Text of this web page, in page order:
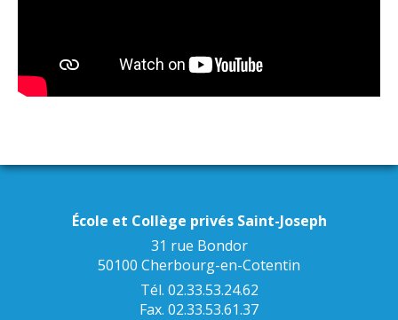
École et Collège privés Saint-Joseph
31 rue Bondor
50100 Cherbourg-en-Cotentin
Tél. 02.33.53.24.62
Fax. 02.33.53.61.37